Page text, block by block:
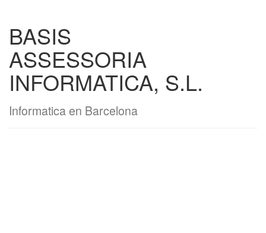
BASIS
ASSESSORIA
INFORMATICA, S.L.
Informatica en Barcelona